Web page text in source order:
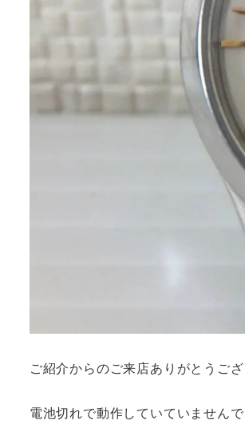
ご紹介からのご来店ありがとうござ
電池切れで動作していていません